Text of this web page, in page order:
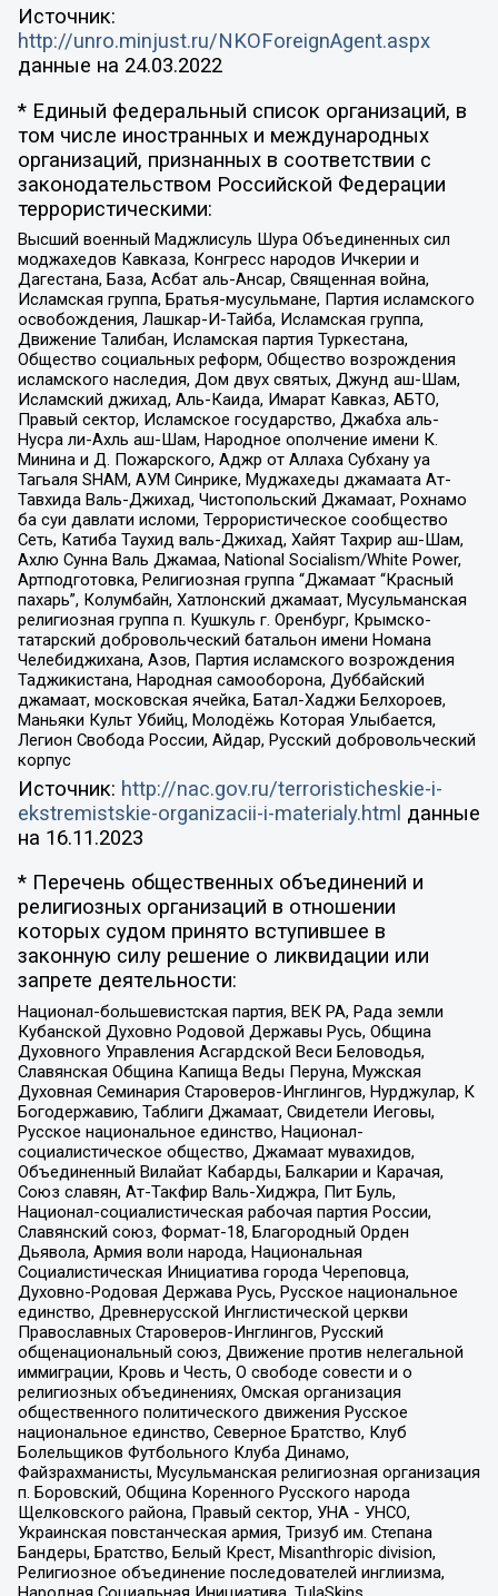
Источник:
http://unro.minjust.ru/NKOForeignAgent.aspx
данные на 24.03.2022
* Единый федеральный список организаций, в
том числе иностранных и международных
организаций, признанных в соответствии с
законодательством Российской Федерации
террористическими:
Высший военный Маджлисуль Шура Объединенных сил
моджахедов Кавказа, Конгресс народов Ичкерии и
Дагестана, База, Асбат аль-Ансар, Священная война,
Исламская группа, Братья-мусульмане, Партия исламского
освобождения, Лашкар-И-Тайба, Исламская группа,
Движение Талибан, Исламская партия Туркестана,
Общество социальных реформ, Общество возрождения
исламского наследия, Дом двух святых, Джунд аш-Шам,
Исламский джихад, Аль-Каида, Имарат Кавказ, АБТО,
Правый сектор, Исламское государство, Джабха аль-
Нусра ли-Ахль аш-Шам, Народное ополчение имени К.
Минина и Д. Пожарского, Аджр от Аллаха Субхану уа
Тагьаля SHAM, АУМ Синрике, Муджахеды джамаата Ат-
Тавхида Валь-Джихад, Чистопольский Джамаат, Рохнамо
ба суи давлати исломи, Террористическое сообщество
Сеть, Катиба Таухид валь-Джихад, Хайят Тахрир аш-Шам,
Ахлю Сунна Валь Джамаа, National Socialism/White Power,
Артподготовка, Религиозная группа “Джамаат “Красный
пахарь”, Колумбайн, Хатлонский джамаат, Мусульманская
религиозная группа п. Кушкуль г. Оренбург, Крымско-
татарский добровольческий батальон имени Номана
Челебиджихана, Азов, Партия исламского возрождения
Таджикистана, Народная самооборона, Дуббайский
джамаат, московская ячейка, Батал-Хаджи Белхороев,
Маньяки Культ Убийц, Молодёжь Которая Улыбается,
Легион Свобода России, Айдар, Русский добровольческий
корпус
Источник: http://nac.gov.ru/terroristicheskie-i-
ekstremistskie-organizacii-i-materialy.html данные
на 16.11.2023
* Перечень общественных объединений и
религиозных организаций в отношении
которых судом принято вступившее в
законную силу решение о ликвидации или
запрете деятельности:
Национал-большевистская партия, ВЕК РА, Рада земли
Кубанской Духовно Родовой Державы Русь, Община
Духовного Управления Асгардской Веси Беловодья,
Славянская Община Капища Веды Перуна, Мужская
Духовная Семинария Староверов-Инглингов, Нурджулар, К
Богодержавию, Таблиги Джамаат, Свидетели Иеговы,
Русское национальное единство, Национал-
социалистическое общество, Джамаат мувахидов,
Объединенный Вилайат Кабарды, Балкарии и Карачая,
Союз славян, Ат-Такфир Валь-Хиджра, Пит Буль,
Национал-социалистическая рабочая партия России,
Славянский союз, Формат-18, Благородный Орден
Дьявола, Армия воли народа, Национальная
Социалистическая Инициатива города Череповца,
Духовно-Родовая Держава Русь, Русское национальное
единство, Древнерусской Инглистической церкви
Православных Староверов-Инглингов, Русский
общенациональный союз, Движение против нелегальной
иммиграции, Кровь и Честь, О свободе совести и о
религиозных объединениях, Омская организация
общественного политического движения Русское
национальное единство, Северное Братство, Клуб
Болельщиков Футбольного Клуба Динамо,
Файзрахманисты, Мусульманская религиозная организация
п. Боровский, Община Коренного Русского народа
Щелковского района, Правый сектор, УНА - УНСО,
Украинская повстанческая армия, Тризуб им. Степана
Бандеры, Братство, Белый Крест, Misanthropic division,
Религиозное объединение последователей инглиизма,